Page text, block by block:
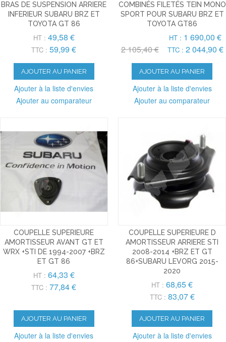
BRAS DE SUSPENSION ARRIERE
INFERIEUR SUBARU BRZ ET
TOYOTA GT 86
HT : 49,58 €
TTC : 59,99 €
AJOUTER AU PANIER
Ajouter à la liste d'envies
Ajouter au comparateur
COMBINÉS FILETÉS TEIN MONO
SPORT POUR SUBARU BRZ ET
TOYOTA GT86
2 105,40 €
HT : 1 690,00 €
TTC : 2 044,90 €
AJOUTER AU PANIER
Ajouter à la liste d'envies
Ajouter au comparateur
COUPELLE SUPERIEURE
AMORTISSEUR AVANT GT ET
WRX +STI DE 1994-2007 +BRZ
ET GT 86
HT : 64,33 €
TTC : 77,84 €
AJOUTER AU PANIER
Ajouter à la liste d'envies
COUPELLE SUPERIEURE D
AMORTISSEUR ARRIERE STI
2008-2014 +BRZ ET GT
86+SUBARU LEVORG 2015-
2020
HT : 68,65 €
TTC : 83,07 €
AJOUTER AU PANIER
Ajouter à la liste d'envies